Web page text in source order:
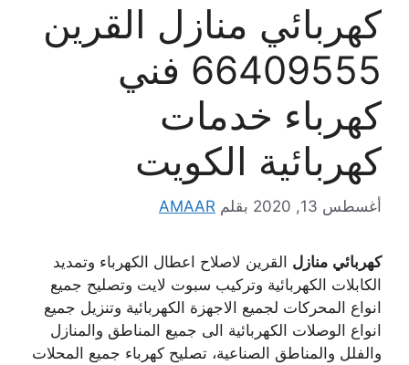
كهربائي منازل القرين
66409555 فني
كهرباء خدمات
كهربائية الكويت
أغسطس 13, 2020 بقلم AMAAR
كهربائي منازل القرين لاصلاح اعطال الكهرباء وتمديد
الكابلات الكهربائية وتركيب سبوت لايت وتصليح جميع
انواع المحركات لجميع الاجهزة الكهربائية وتنزيل جميع
انواع الوصلات الكهربائية الى جميع المناطق والمنازل
والفلل والمناطق الصناعية، تصليح كهرباء جميع المحلات